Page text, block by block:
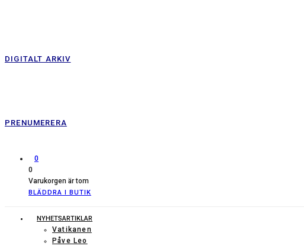
DIGITALT ARKIV
PRENUMERERA
0
0
Varukorgen är tom
BLÄDDRA I BUTIK
NYHETSARTIKLAR
Vatikanen
Påve Leo